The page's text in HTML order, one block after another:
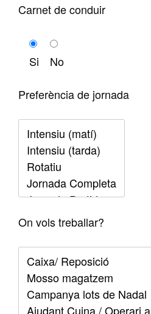
Carnet de conduir
Si No
Preferència de jornada
On vols treballar?